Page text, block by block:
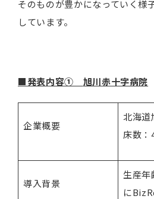
そのものが豊かになっていく様
しています。
■発表内容① 旭川赤十字病院
企業概要
北海道
床数：
導入背景
生産年
に